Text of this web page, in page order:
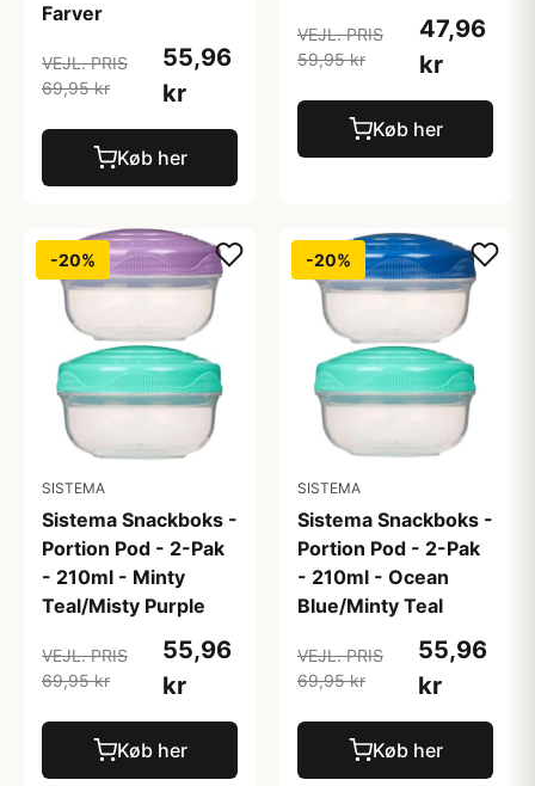
Farver
VEJL. PRIS
69,95 kr
55,96
kr
Køb her
VEJL. PRIS
59,95 kr
47,96
kr
Køb her
-20%
SISTEMA
Sistema Snackboks -
Portion Pod - 2-Pak
- 210ml - Minty
Teal/Misty Purple
VEJL. PRIS
69,95 kr
55,96
kr
Køb her
-20%
SISTEMA
Sistema Snackboks -
Portion Pod - 2-Pak
- 210ml - Ocean
Blue/Minty Teal
VEJL. PRIS
69,95 kr
55,96
kr
Køb her